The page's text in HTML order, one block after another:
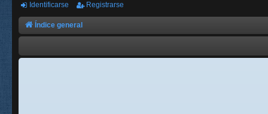
Identificarse Registrarse
Índice general